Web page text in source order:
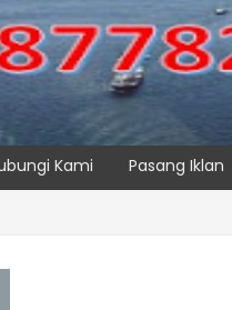
Kami Pasang Iklan